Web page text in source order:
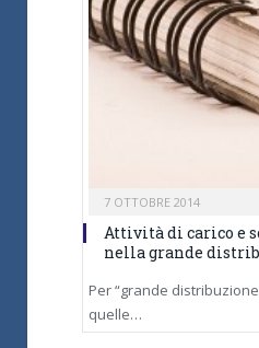
7 OTTOBRE 2014
Attività di carico e
nella grande
Per “grande
quelle…